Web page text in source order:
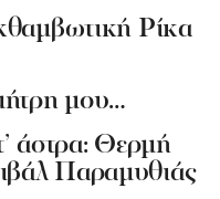
Ρίκα
μου…
άστρα: Θερμή
Παραμυθιάς